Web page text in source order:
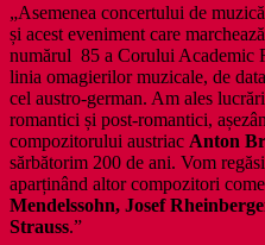
„Asemenea concertului de
și acest eveniment care
numărul 85 a Corului Academic
linia omagierilor muzicale, de
cel austro-german. Am ales
romantici și post-romantici,
compozitorului austriac Anton
sărbătorim 200 de ani. Vom
aparținând altor compozitori
Mendelssohn, Josef
Strauss.”